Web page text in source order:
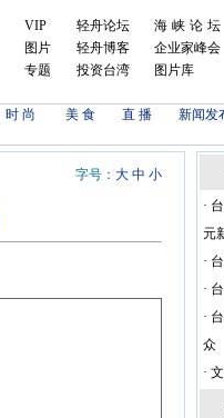
VIP
图片
专题
轻舟论坛
轻舟博客
投资台湾
海峡论坛
企业家峰会
图片库
时 尚 美 食 直 播
新闻发
字号： 大 中 小
·
元
·
·
·
众
·